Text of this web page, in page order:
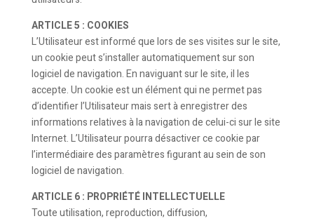
ARTICLE 5 : COOKIES
L’Utilisateur est informé que lors de ses visites sur le site,
un cookie peut s’installer automatiquement sur son
logiciel de navigation. En naviguant sur le site, il les
accepte. Un cookie est un élément qui ne permet pas
d’identifier l’Utilisateur mais sert à enregistrer des
informations relatives à la navigation de celui-ci sur le site
Internet. L’Utilisateur pourra désactiver ce cookie par
l’intermédiaire des paramètres figurant au sein de son
logiciel de navigation.
ARTICLE 6 : PROPRIÉTÉ INTELLECTUELLE
Toute utilisation, reproduction, diffusion,